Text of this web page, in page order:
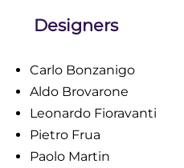
Designers
Carlo Bonzanigo
Aldo Brovarone
Leonardo Fioravanti
Pietro Frua
Paolo Martin